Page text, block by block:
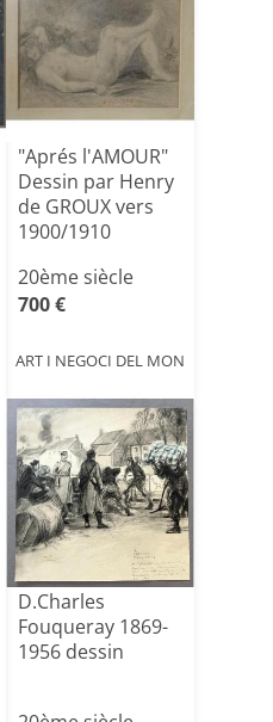
"Aprés l'AMOUR"
Dessin par Henry
de GROUX vers
1900/1910
20ème siècle
700 €
ART I NEGOCI DEL MON
D.Charles
Fouqueray 1869-
1956 dessin